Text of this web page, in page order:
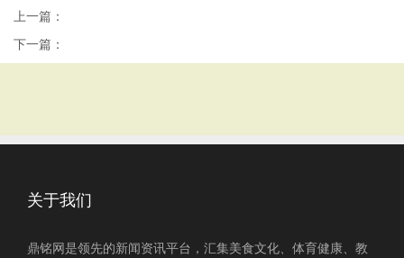
上一篇：
下一篇：
关于我们
鼎铭网是领先的新闻资讯平台，汇集美食文化、体育健康、教